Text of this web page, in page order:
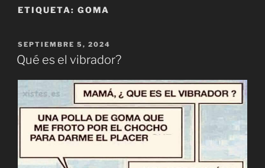
ETIQUETA: GOMA
PUBLICADO
EL
SEPTIEMBRE 5, 2024
Qué es el vibrador?